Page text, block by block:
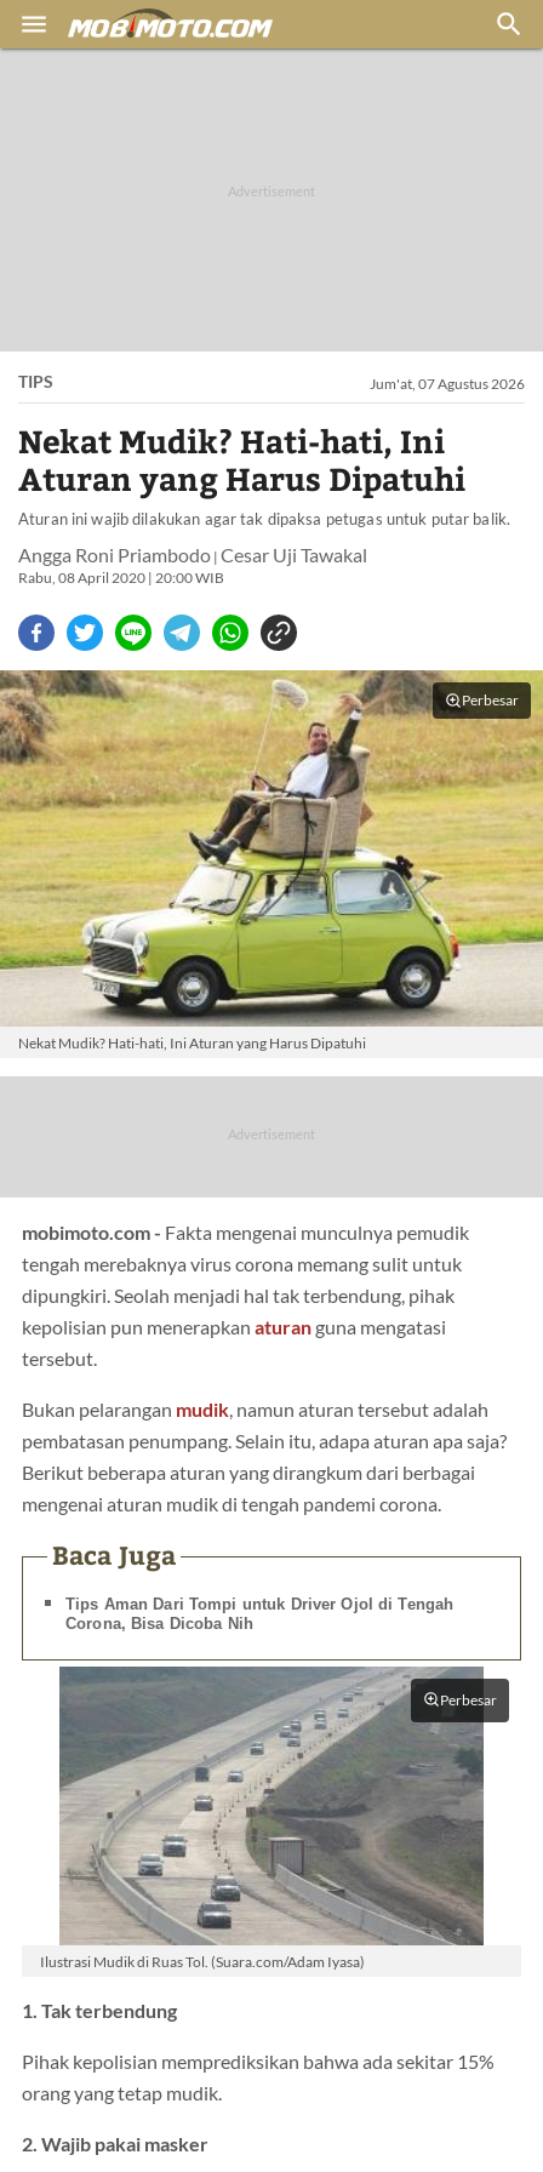
 
TIPS Jum'at, 07 Agustus 2026
Nekat Mudik? Hati-hati, Ini
Aturan yang Harus Dipatuhi
Aturan ini wajib dilakukan agar tak dipaksa petugas untuk putar balik.
Angga Roni Priambodo | Cesar Uji Tawakal
Rabu, 08 April 2020 | 20:00 WIB
Perbesar
Nekat Mudik? Hati-hati, Ini Aturan yang Harus Dipatuhi
mobimoto.com - Fakta mengenai munculnya pemudik
tengah merebaknya virus corona memang sulit untuk
dipungkiri. Seolah menjadi hal tak terbendung, pihak
kepolisian pun menerapkan aturan guna mengatasi
tersebut.
Bukan pelarangan mudik , namun aturan tersebut adalah
pembatasan penumpang. Selain itu, adapa aturan apa saja?
Berikut beberapa aturan yang dirangkum dari berbagai
mengenai aturan mudik di tengah pandemi corona.
Baca Juga
Tips Aman Dari Tompi untuk Driver Ojol di Tengah
Corona, Bisa Dicoba Nih
Perbesar
Ilustrasi Mudik di Ruas Tol. (Suara.com/Adam Iyasa)
1. Tak terbendung
Pihak kepolisian memprediksikan bahwa ada sekitar 15%
orang yang tetap mudik.
2. Wajib pakai masker